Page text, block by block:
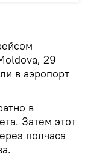
29
в аэропорт
в
Затем этот
полчаса